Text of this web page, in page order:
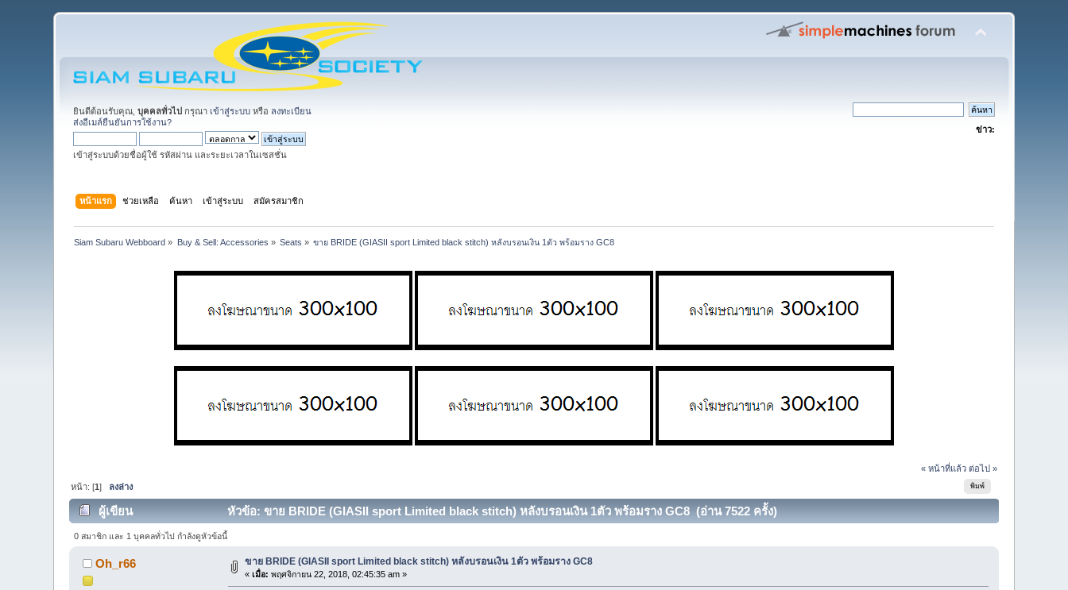
ยินดีต้อนรับคุณ,บุคคลทั่วไป กรุณา เข้าสู่ระบบ หรือ ลงทะเบียน
ส่งอีเมล์ยืนยันการใช้งาน?
เข้าสู่ระบบด้วยชื่อผู้ใช้ รหัสผ่าน และระยะเวลาในเซสชั่น
ข่าว:
หน้าแรก ช่วยเหลือ ค้นหา เข้าสู่ระบบ สมัครสมาชิก
Siam Subaru Webboard » Buy & Sell: Accessories » Seats » ขาย BRIDE (GIASII sport Limited black stitch) หลังบรอนเงิน 1ตัว พร้อมราง GC8
« หน้าที่แล้ว ต่อไป »
พิมพ์
หน้า: [1] ลงล่าง
ผู้เขียน หัวข้อ: ขาย BRIDE (GIASII sport Limited black stitch) หลังบรอนเงิน 1ตัว พร้อมราง GC8 (อ่าน 7522 ครั้ง)
0 สมาชิก และ 1 บุคคลทั่วไป กำลังดูหัวข้อนี้
Oh_r66 ขาย BRIDE (GIASII sport Limited black stitch) หลังบรอนเงิน 1ตัว พร้อมราง GC8
«เมื่อ: พฤศจิกายน 22, 2018, 02:45:35 am »